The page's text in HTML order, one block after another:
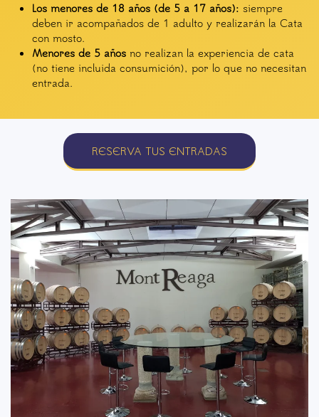
Los menores de 18 años (de 5 a 17 años): siempre
deben ir acompañados de 1 adulto y realizarán la Cata
con mosto.
Menores de 5 años no realizan la experiencia de cata
(no tiene incluida consumición), por lo que no necesitan
entrada.
RESERVA TUS ENTRADAS